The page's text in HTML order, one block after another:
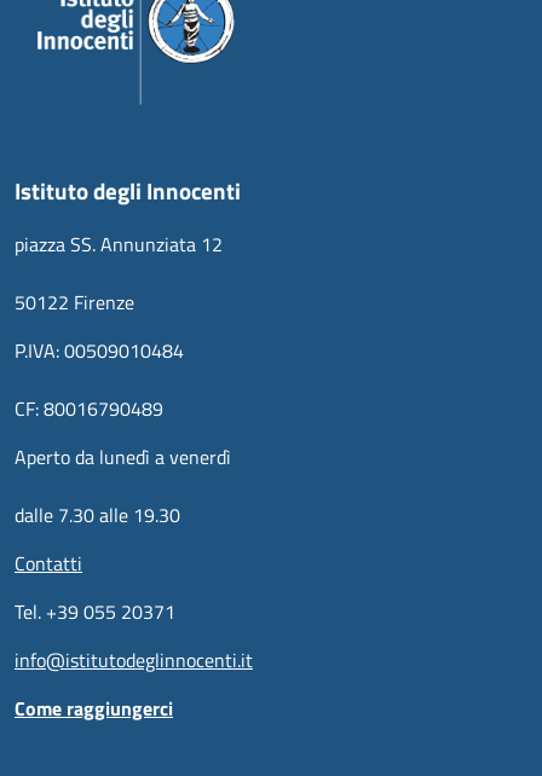
Istituto degli Innocenti
piazza SS. Annunziata 12
50122 Firenze
P.IVA: 00509010484
CF: 80016790489
Aperto da lunedì a venerdì
dalle 7.30 alle 19.30
Contatti
Tel. +39 055 20371
info@istitutodeglinnocenti.it
Come raggiungerci